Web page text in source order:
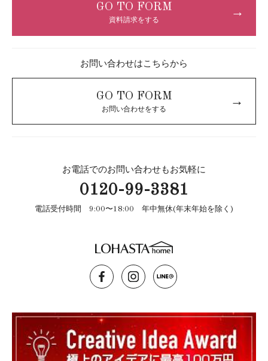
GO TO FORM
資料請求をする
→
お問い合わせはこちらから
GO TO FORM
お問い合わせをする
→
お電話でのお問い合わせもお気軽に
0120-99-3381
電話受付時間 9:00〜18:00 年中無休(年末年始を除く)